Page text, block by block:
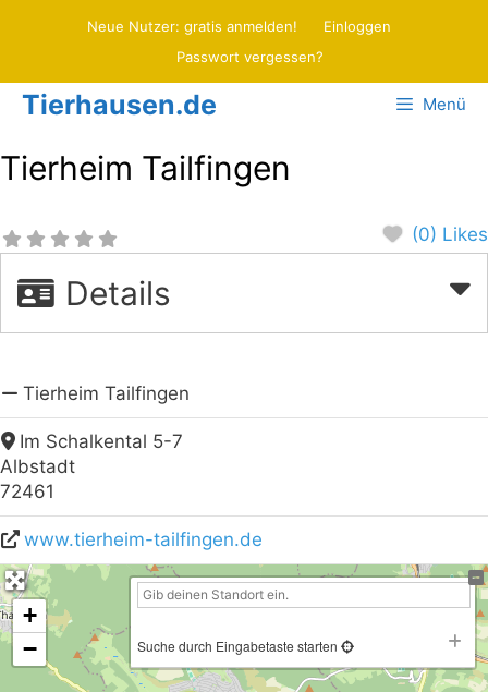
Neue Nutzer: gratis anmelden!
Einloggen
Passwort vergessen?
Tierhausen.de Menü
Tierheim Tailfingen
(0) Likes
Details
Tierheim Tailfingen
Im Schalkental 5-7
Albstadt
72461
www.tierheim-tailfingen.de
+
−
Suche durch Eingabetaste starten